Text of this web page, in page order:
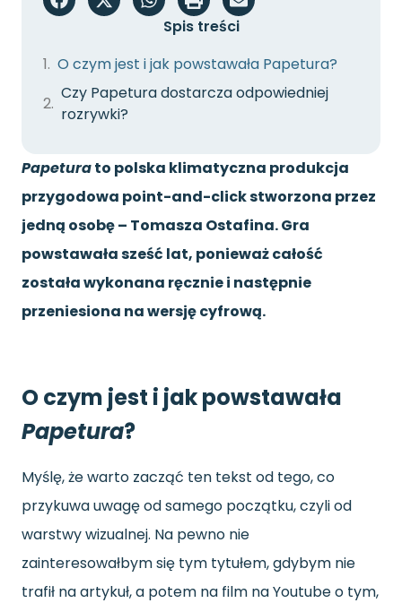
Spis treści
O czym jest i jak powstawała Papetura?
Czy Papetura dostarcza odpowiedniej
rozrywki?
Papeturato polska klimatyczna produkcja
przygodowa point-and-click stworzona przez
jedną osobę – Tomasza Ostafina. Gra
powstawała sześć lat, ponieważ całość
została wykonana ręcznie i następnie
przeniesiona na wersję cyfrową.
O czym jest i jak powstawała
Papetura?
Myślę, że warto zacząć ten tekst od tego, co
przykuwa uwagę od samego początku, czyli od
warstwy wizualnej. Na pewno nie
zainteresowałbym się tym tytułem, gdybym nie
trafił na artykuł, a potem na film na Youtube o tym,